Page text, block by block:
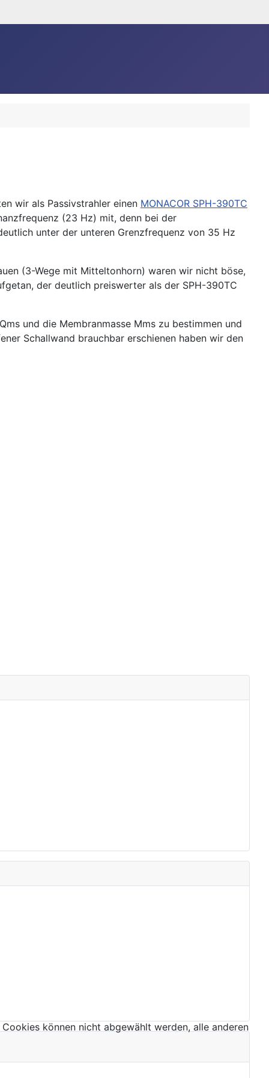
wir als Passivstrahler einen MONACOR SPH-390TC
(23 Hz) mit, denn bei der
unter der unteren Grenzfrequenz von 35 Hz
(3-Wege mit Mitteltonhorn) waren wir nicht böse,
der deutlich preiswerter als der SPH-390TC
und die Membranmasse Mms zu bestimmen und
Schallwand brauchbar erschienen haben wir den
können nicht abgewählt werden, alle anderen